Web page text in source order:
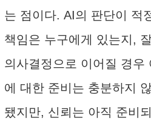
는 점이다. AI의 판단이 적
책임은 누구에게 있는지,
의사결정으로 이어질 경우
에 대한 준비는 충분하지
됐지만, 신뢰는 아직 준비